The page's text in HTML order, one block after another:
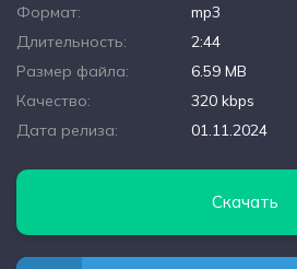
Формат:
mp3
Длительность:
2:44
Размер файла:
6.59 MB
Качество:
320 kbps
Дата релиза:
01.11.2024
Скачать